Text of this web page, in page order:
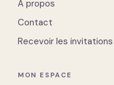
À propos
Contact
Recevoir les invitations
MON ESPACE